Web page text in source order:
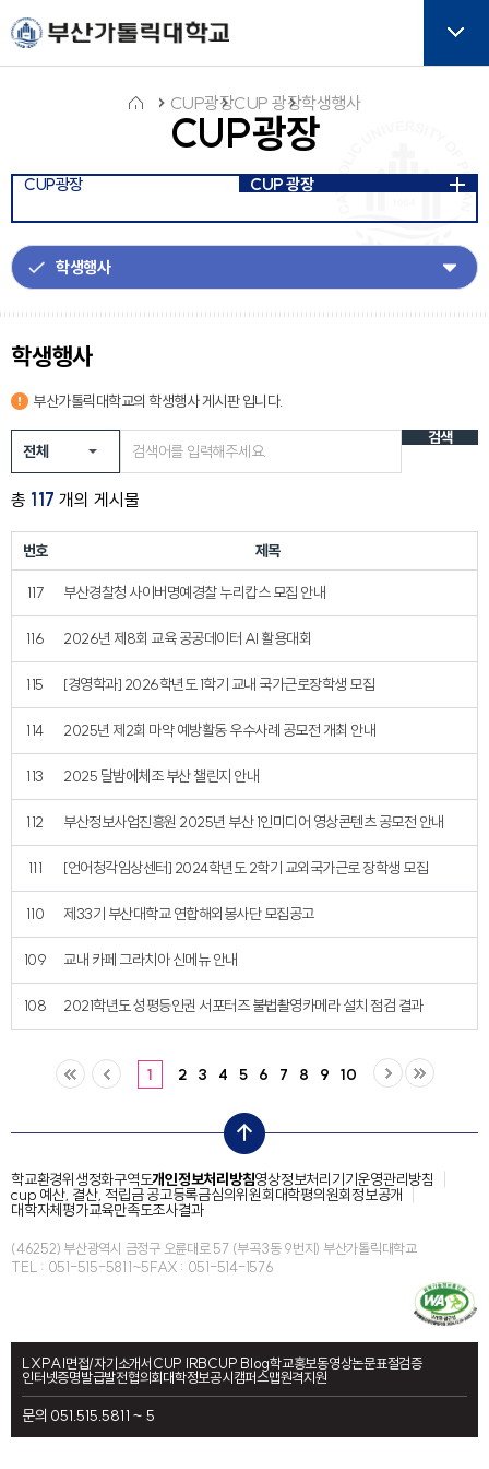
주메뉴로 가기
본문으로 가기
하단으로 가기
CUP광장
이
콘
CUP광장CUP 광장학생행사
CUP광장 CUP 광장
학생행사
부산가톨릭대학교의 학생행사게시판 입니다.
검색
총 117 개의 게시물
번호 제목
117 부산경찰청 사이버명예경찰 누리캅스 모집 안내
116 2026년 제8회 교육 공공데이터 AI 활용대회
115 [경영학과] 2026학년도 1학기 교내 국가근로장학생 모집
114 2025년 제2회 마약 예방활동 우수사례 공모전 개최 안내
113 2025 달밤에체조 부산 챌린지 안내
112 부산정보사업진흥원 2025년 부산 1인미디어 영상콘텐츠 공모전 안내
111 [언어청각임상센터] 2024학년도 2학기 교외국가근로 장학생 모집
110 제33기 부산대학교 연합해외봉사단 모집공고
109 교내 카페 그라치아 신메뉴 안내
108 2021학년도 성평등인권 서포터즈 불법촬영카메라 설치 점검 결과
1 2 3 4 5 6 7 8 9 10
top
학교환경위생정화구역도개인정보처리방침영상정보처리기기운영관리방침
cup 예산, 결산, 적립금 공고등록금심의위원회대학평의원회정보공개
대학자체평가교육만족도조사결과
(46252) 부산광역시 금정구 오륜대로 57 (부곡3동 9번지) 부산가톨릭대학교
TEL : 051-515-5811~5FAX : 051-514-1576
LXPAI면접/자기소개서CUP IRBCUP Blog학교홍보동영상논문표절검증
인터넷증명발급발전협의회대학정보공시캠퍼스맵원격지원
문의 051.515.5811 ~ 5